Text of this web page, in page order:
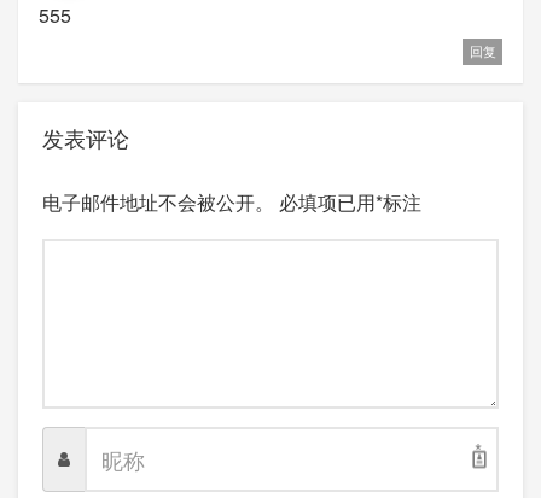
555
回复
发表评论
电子邮件地址不会被公开。 必填项已用*标注
*